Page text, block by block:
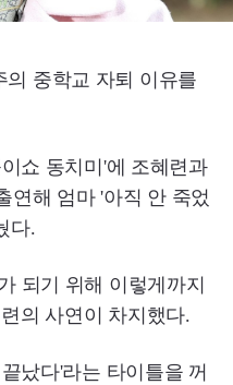
의 중학교 자퇴 이유를
쇼 동치미'에 조혜련과
연해 엄마 '아직 안 죽었
다.
되기 위해 이렇게까지
의 사연이 차지했다.
났다'라는 타이틀을 꺼